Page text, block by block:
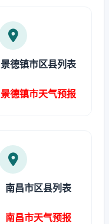
景德镇市区县列表
景德镇市天气预报
南昌市区县列表
南昌市天气预报